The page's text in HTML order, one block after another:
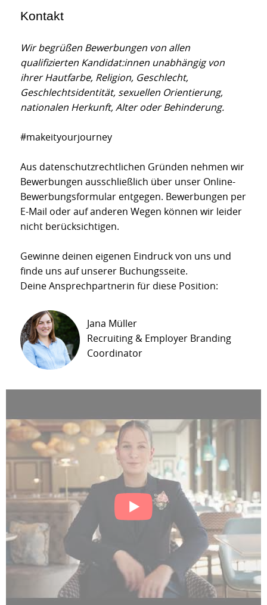
Kontakt
Wir begrüßen Bewerbungen von allen
qualifizierten Kandidat:innen unabhängig von
ihrer Hautfarbe, Religion, Geschlecht,
Geschlechtsidentität, sexuellen Orientierung,
nationalen Herkunft, Alter oder Behinderung.
#makeityourjourney
Aus datenschutzrechtlichen Gründen nehmen wir
Bewerbungen ausschließlich über unser Online-
Bewerbungsformular entgegen. Bewerbungen per
E-Mail oder auf anderen Wegen können wir leider
nicht berücksichtigen.
Gewinne deinen eigenen Eindruck von uns und
finde uns auf unserer Buchungsseite.
Deine Ansprechpartnerin für diese Position:
Jana Müller
Recruiting & Employer Branding
Coordinator